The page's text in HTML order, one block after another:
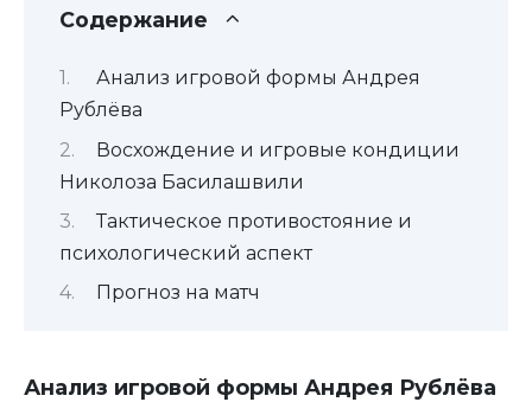
Содержание
Анализ игровой формы Андрея
Рублёва
Восхождение и игровые кондиции
Николоза Басилашвили
Тактическое противостояние и
психологический аспект
Прогноз на матч
Анализ игровой формы Андрея Рублёва